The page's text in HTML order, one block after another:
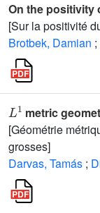
On the positivity
[Sur la positivité
Brotbek, Damian ;
1
metric
[Géométrie
grosses]
Darvas, Tamás ;